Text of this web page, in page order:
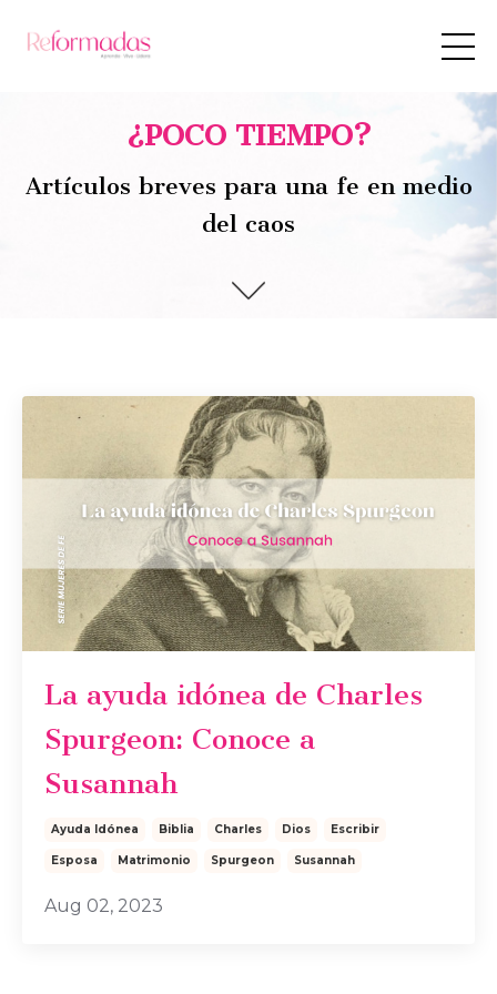
¿POCO TIEMPO?
Artículos breves para una fe en medio
del caos
La ayuda idónea de Charles
Spurgeon: Conoce a
Susannah
Ayuda Idónea Biblia Charles Dios Escribir
Esposa Matrimonio Spurgeon Susannah
Aug 02, 2023